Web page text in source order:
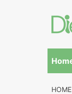
to
HOME